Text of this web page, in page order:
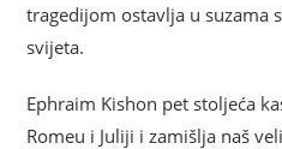
tragedijom ostavlja u suzama
svijeta.
Ephraim Kishon pet stoljeća
Romeu i Juliji i zamišlja naš